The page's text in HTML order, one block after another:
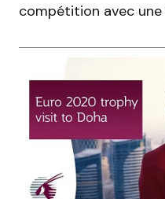
compétition avec une